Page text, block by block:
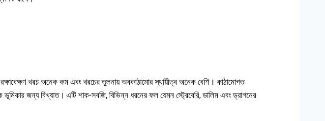
খরচ অনেক কম এবং খরচের তুলনায় অবকাঠামোর স্থায়ীত্ব অনেক বেশি। কাঠামোগত
ভূমিকার জন্য বিখ্যাত। এটি শাক-সবজি, বিভিন্ন ধরনের ফল যেমন স্ট্রেবেরি, ডালিম এবং ড্রাগনের